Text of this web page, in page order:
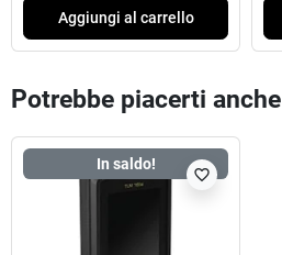
Aggiungi al carrello
Potrebbe piacerti anche
In saldo!
favorite_border